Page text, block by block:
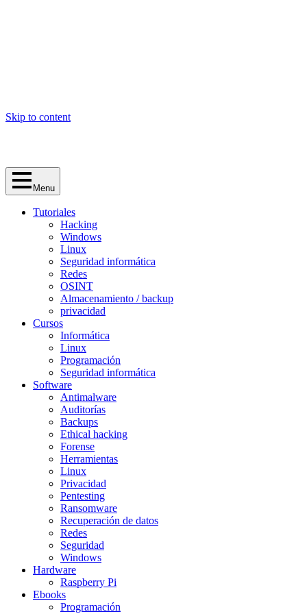
Skip to content
Menu
Tutoriales
Hacking
Windows
Linux
Seguridad informática
Redes
OSINT
Almacenamiento / backup
privacidad
Cursos
Informática
Linux
Programación
Seguridad informática
Software
Antimalware
Auditorías
Backups
Ethical hacking
Forense
Herramientas
Linux
Privacidad
Pentesting
Ransomware
Recuperación de datos
Redes
Seguridad
Windows
Hardware
Raspberry Pi
Ebooks
Programación